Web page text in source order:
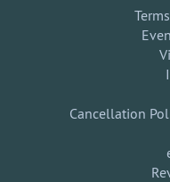
Cancellation